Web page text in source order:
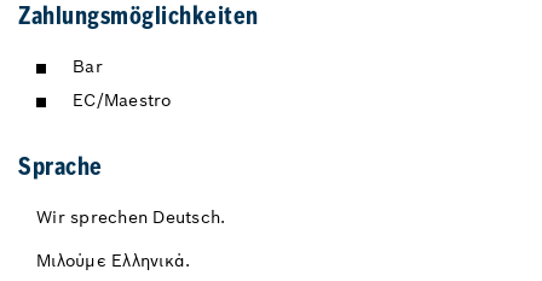
Zahlungsmöglichkeiten
Bar
EC/Maestro
Sprache
Wir sprechen Deutsch.
Μιλούμε Ελληνικά.